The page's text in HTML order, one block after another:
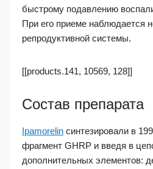
быстрому подавлению
При его приеме наблюдается
репродуктивной системы.
[[products.141, 10569, 128]]
Состав препарата
Ipamorelin синтезировали в
фрагмент GHRP и введя в
дополнительных элементов: